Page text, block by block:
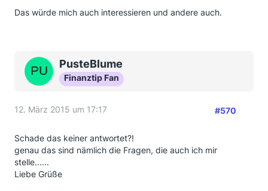
Das würde mich auch interessieren und andere auch.
PusteBlume
Finanztip Fan
12. März 2015 um 17:17 #570
Schade das keiner antwortet?!
genau das sind nämlich die Fragen, die auch ich mir
stelle......
Liebe Grüße